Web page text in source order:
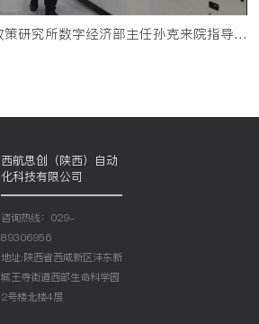
工信部电信政策研究所数字经济部主任孙克来院指导调研
西航思创（陕西）自动
化科技有限公司
咨询热线：029-
89306956
地址:陕西省西咸新区沣东新
城王寺街道西部生命科学园
2号楼北楼4层